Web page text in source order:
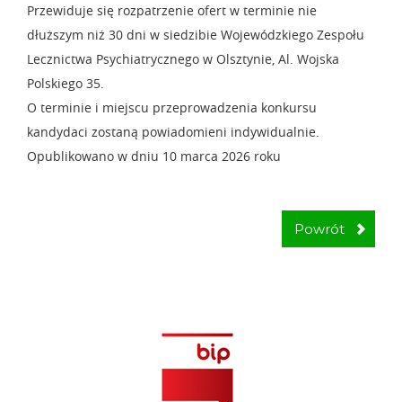
Przewiduje się rozpatrzenie ofert w terminie nie
dłuższym niż 30 dni w siedzibie Wojewódzkiego Zespołu
Lecznictwa Psychiatrycznego w Olsztynie, Al. Wojska
Polskiego 35.
O terminie i miejscu przeprowadzenia konkursu
kandydaci zostaną powiadomieni indywidualnie.
Opublikowano w dniu 10 marca 2026 roku
Powrót